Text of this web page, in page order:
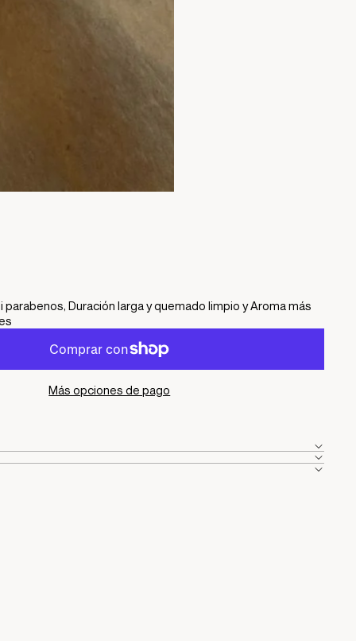
Duración larga y quemado limpio y Aroma más
Más opciones de pago